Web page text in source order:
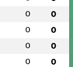
0 0
0 0
0 0
0 0